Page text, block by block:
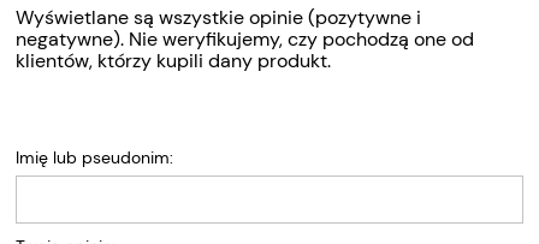
Wyświetlane są wszystkie opinie (pozytywne i
negatywne). Nie weryfikujemy, czy pochodzą one od
klientów, którzy kupili dany produkt.
Imię lub pseudonim: